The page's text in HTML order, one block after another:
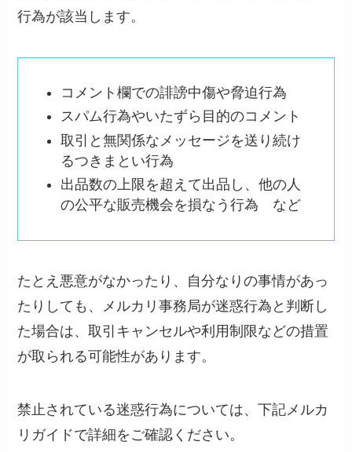
行為が該当します。
コメント欄での誹謗中傷や脅迫行為
スパム行為やいたずら目的のコメント
取引と無関係なメッセージを送り続け
るつきまとい行為
出品数の上限を超えて出品し、他の人
の公平な販売機会を損なう行為 など
たとえ悪意がなかったり、自分なりの事情があっ
たりしても、メルカリ事務局が迷惑行為と判断し
た場合は、取引キャンセルや利用制限などの措置
が取られる可能性があります。
禁止されている迷惑行為については、下記メルカ
リガイドで詳細をご確認ください。